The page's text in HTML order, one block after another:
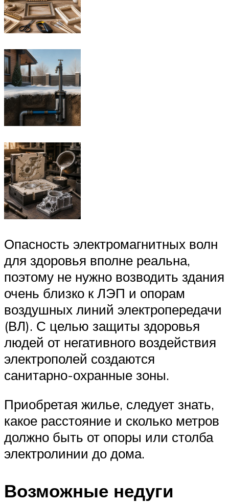
Опасность электромагнитных волн
для здоровья вполне реальна,
поэтому не нужно возводить здания
очень близко к ЛЭП и опорам
воздушных линий электропередачи
(ВЛ). С целью защиты здоровья
людей от негативного воздействия
электрополей создаются
санитарно-охранные зоны.
Приобретая жилье, следует знать,
какое расстояние и сколько метров
должно быть от опоры или столба
электролинии до дома.
Возможные недуги